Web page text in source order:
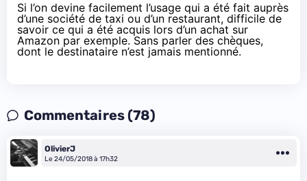
Si l’on devine facilement l’usage qui a été fait auprès
d’une société de taxi ou d’un restaurant, difficile de
savoir ce qui a été acquis lors d’un achat sur
Amazon par exemple. Sans parler des chèques,
dont le destinataire n’est jamais mentionné.
Commentaires (78)
OlivierJ
Le 24/05/2018 à 17h32